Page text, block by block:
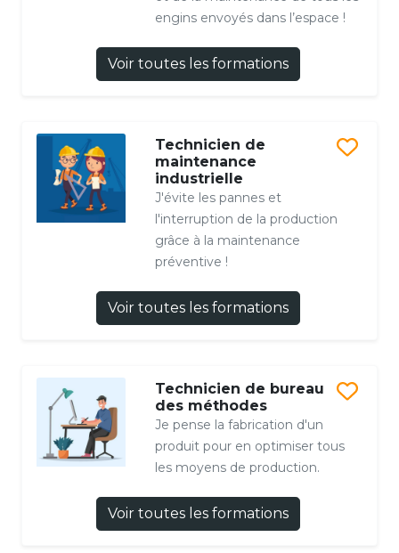
engins envoyés dans l’espace !
Voir toutes les formations
Technicien de
maintenance
industrielle
J'évite les pannes et
l'interruption de la production
grâce à la maintenance
préventive !
Voir toutes les formations
Technicien de bureau
des méthodes
Je pense la fabrication d'un
produit pour en optimiser tous
les moyens de production.
Voir toutes les formations